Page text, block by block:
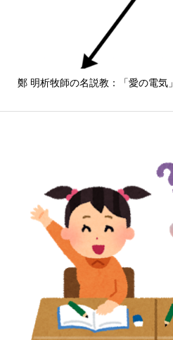
鄭 明析牧師の名説教：「愛の電気」